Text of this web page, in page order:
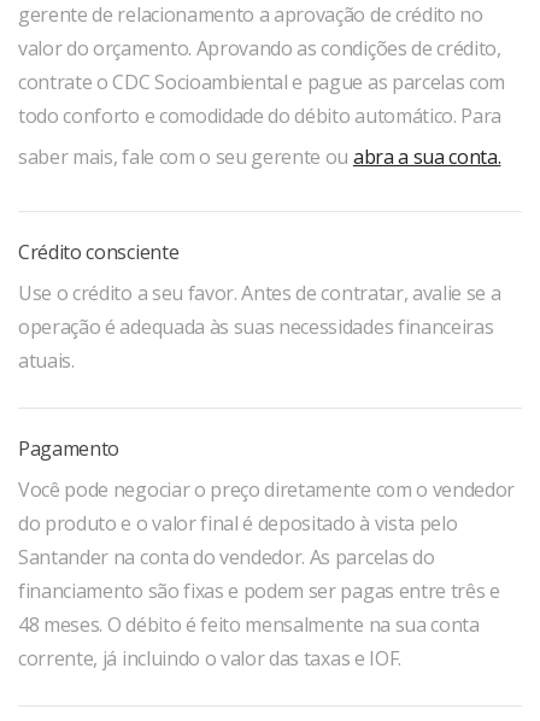
gerente de relacionamento a aprovação de crédito no
valor do orçamento. Aprovando as condições de crédito,
contrate o CDC Socioambiental e pague as parcelas com
todo conforto e comodidade do débito automático. Para
saber mais, fale com o seu gerente ou abra a sua conta.
Crédito consciente
Use o crédito a seu favor. Antes de contratar, avalie se a
operação é adequada às suas necessidades financeiras
atuais.
Pagamento
Você pode negociar o preço diretamente com o vendedor
do produto e o valor final é depositado à vista pelo
Santander na conta do vendedor. As parcelas do
financiamento são fixas e podem ser pagas entre três e
48 meses. O débito é feito mensalmente na sua conta
corrente, já incluindo o valor das taxas e IOF.